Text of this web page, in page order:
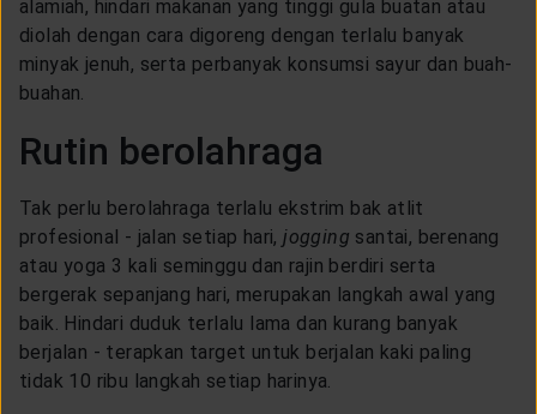
alamiah, hindari makanan yang tinggi gula buatan atau
diolah dengan cara digoreng dengan terlalu banyak
minyak jenuh, serta perbanyak konsumsi sayur dan buah-
buahan.
Rutin berolahraga
Tak perlu berolahraga terlalu ekstrim bak atlit
profesional - jalan setiap hari,jogging santai, berenang
atau yoga 3 kali seminggu dan rajin berdiri serta
bergerak sepanjang hari, merupakan langkah awal yang
baik. Hindari duduk terlalu lama dan kurang banyak
berjalan - terapkan target untuk berjalan kaki paling
tidak 10 ribu langkah setiap harinya.